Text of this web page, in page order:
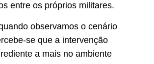
entre os próprios militares.
observamos o cenário
se que a intervenção
a mais no ambiente